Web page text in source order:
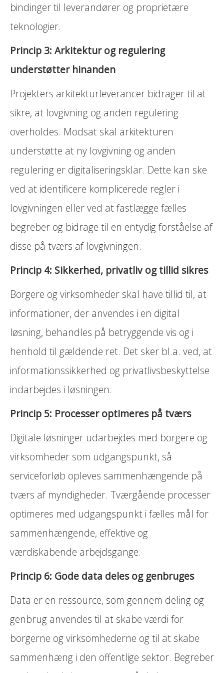
bindinger til leverandører og proprietære
teknologier.
Princip 3: Arkitektur og regulering
understøtter hinanden
Projekters arkitekturleverancer bidrager til at
sikre, at lovgivning og anden regulering
overholdes. Modsat skal arkitekturen
understøtte at ny lovgivning og anden
regulering er digitaliseringsklar. Dette kan ske
ved at identificere komplicerede regler i
lovgivningen eller ved at fastlægge fælles
begreber og bidrage til en entydig forståelse af
disse på tværs af lovgivningen.
Princip 4: Sikkerhed, privatliv og tillid sikres
Borgere og virksomheder skal have tillid til, at
informationer, der anvendes i en digital
løsning, behandles på betryggende vis og i
henhold til gældende ret. Det sker bl.a. ved, at
informationssikkerhed og privatlivsbeskyttelse
indarbejdes i løsningen.
Princip 5: Processer optimeres på tværs
Digitale løsninger udarbejdes med borgere og
virksomheder som udgangspunkt, så
serviceforløb opleves sammenhængende på
tværs af myndigheder. Tværgående processer
optimeres med udgangspunkt i fælles mål for
sammenhængende, effektive og
værdiskabende arbejdsgange.
Princip 6: Gode data deles og genbruges
Data er en ressource, som gennem deling og
genbrug anvendes til at skabe værdi for
borgerne og virksomhederne og til at skabe
sammenhæng i den offentlige sektor. Begreber